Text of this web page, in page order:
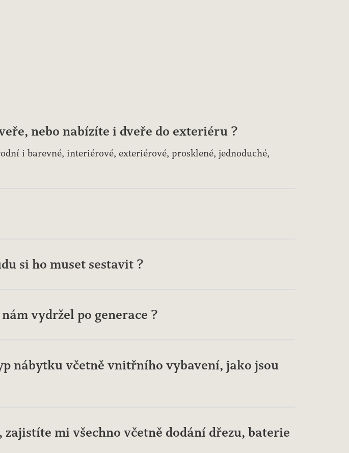
nebo nabízíte i dveře do exteriéru ?
i barevné, interiérové, exteriérové, prosklené, jednoduché,
si ho muset sestavit ?
vydržel po generace ?
nábytku včetně vnitřního vybavení, jako jsou
mi všechno včetně dodání dřezu, baterie